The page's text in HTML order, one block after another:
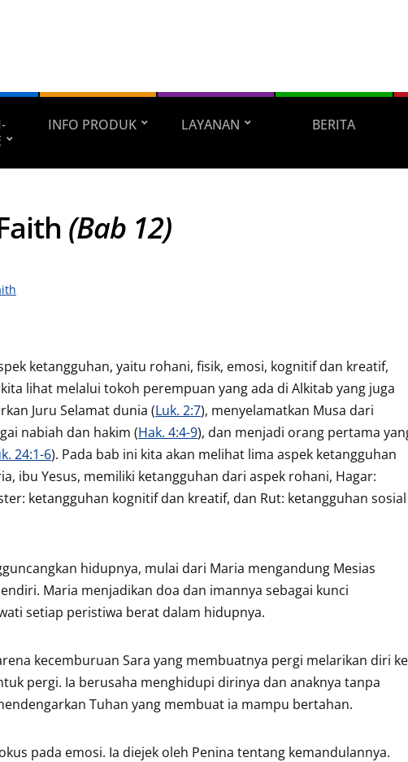
INFO PRODUK LAYANAN BERITA
(Bab 12)
ketangguhan, yaitu rohani, fisik, emosi, kognitif dan kreatif,
lihat melalui tokoh perempuan yang ada di Alkitab yang juga
Juru Selamat dunia (Luk. 2:7), menyelamatkan Musa dari
nabiah dan hakim (Hak. 4:4-9), dan menjadi orang pertama
24:1-6). Pada bab ini kita akan melihat lima aspek ketangguhan
ibu Yesus, memiliki ketangguhan dari aspek rohani, Hagar:
ketangguhan kognitif dan kreatif, dan Rut: ketangguhan sosial
hidupnya, mulai dari Maria mengandung Mesias
Maria menjadikan doa dan imannya sebagai kunci
setiap peristiwa berat dalam hidupnya.
kecemburuan Sara yang membuatnya pergi melarikan diri ke
pergi. Ia berusaha menghidupi dirinya dan anaknya tanpa
Tuhan yang membuat ia mampu bertahan.
pada emosi. Ia diejek oleh Penina tentang kemandulannya.